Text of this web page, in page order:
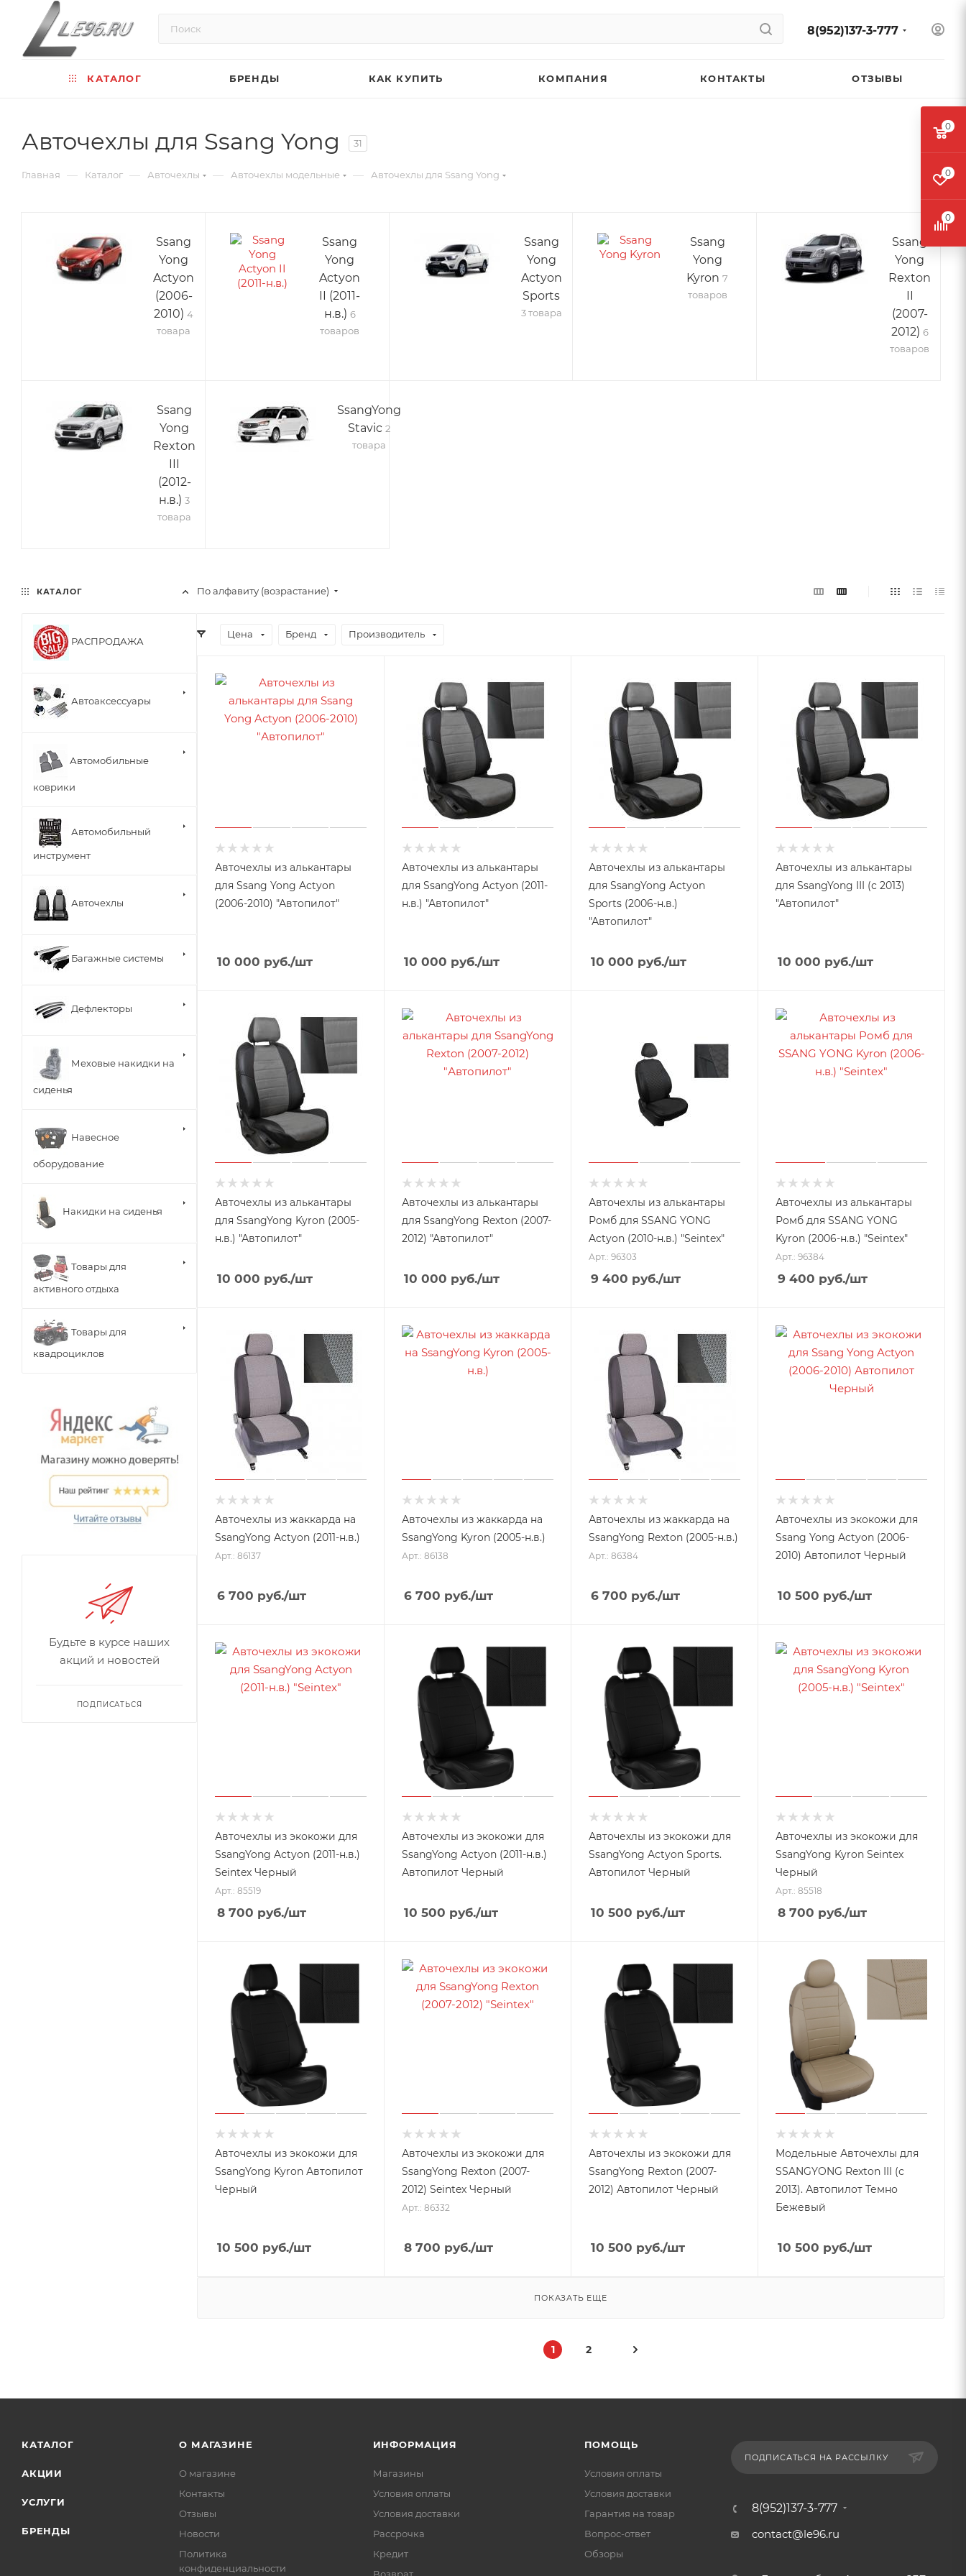
8(952)137-3-777
КАТАЛОГ БРЕНДЫ КАК КУПИТЬ КОМПАНИЯ КОНТАКТЫ ОТЗЫВЫ
Авточехлы для Ssang Yong 31
Главная — Каталог — Авточехлы — Авточехлы модельные — Авточехлы для Ssang Yong
Ssang
Yong
Actyon
(2006-
2010) 4
товара
Ssang
Yong
Actyon
II (2011-
н.в.) 6
товаров
Ssang
Yong
Actyon
Sports
3 товара
Ssang
Yong
Kyron 7
товаров
Ssang
Yong
Rexton
II
(2007-
2012) 6
товаров
Ssang
Yong
Rexton
III
(2012-
н.в.) 3
товара
SsangYong
Stavic 2
товара
По алфавиту (возрастание)
Цена Бренд Производитель
Авточехлы из алькантары
для Ssang Yong Actyon
(2006-2010) "Автопилот"
10 000 руб./шт
Авточехлы из алькантары
для SsangYong Actyon (2011-
н.в.) "Автопилот"
10 000 руб./шт
Авточехлы из алькантары
для SsangYong Actyon
Sports (2006-н.в.)
"Автопилот"
10 000 руб./шт
Авточехлы из алькантары
для SsangYong III (с 2013)
"Автопилот"
10 000 руб./шт
Авточехлы из алькантары
для SsangYong Kyron (2005-
н.в.) "Автопилот"
10 000 руб./шт
Авточехлы из алькантары
для SsangYong Rexton (2007-
2012) "Автопилот"
10 000 руб./шт
Авточехлы из алькантары
Ромб для SSANG YONG
Actyon (2010-н.в.) "Seintex"
Арт.: 96303
9 400 руб./шт
Авточехлы из алькантары
Ромб для SSANG YONG
Kyron (2006-н.в.) "Seintex"
Арт.: 96384
9 400 руб./шт
Авточехлы из жаккарда на
SsangYong Actyon (2011-н.в.)
Арт.: 86137
6 700 руб./шт
Авточехлы из жаккарда на
SsangYong Kyron (2005-н.в.)
Арт.: 86138
6 700 руб./шт
Авточехлы из жаккарда на
SsangYong Rexton (2005-н.в.)
Арт.: 86384
6 700 руб./шт
Авточехлы из экокожи для
Ssang Yong Actyon (2006-
2010) Автопилот Черный
10 500 руб./шт
Авточехлы из экокожи для
SsangYong Actyon (2011-н.в.)
Seintex Черный
Арт.: 85519
8 700 руб./шт
Авточехлы из экокожи для
SsangYong Actyon (2011-н.в.)
Автопилот Черный
10 500 руб./шт
Авточехлы из экокожи для
SsangYong Actyon Sports.
Автопилот Черный
10 500 руб./шт
Авточехлы из экокожи для
SsangYong Kyron Seintex
Черный
Арт.: 85518
8 700 руб./шт
Авточехлы из экокожи для
SsangYong Kyron Автопилот
Черный
10 500 руб./шт
Авточехлы из экокожи для
SsangYong Rexton (2007-
2012) Seintex Черный
Арт.: 86332
8 700 руб./шт
Авточехлы из экокожи для
SsangYong Rexton (2007-
2012) Автопилот Черный
10 500 руб./шт
Модельные Авточехлы для
SSANGYONG Rexton III (с
2013). Автопилот Темно
Бежевый
10 500 руб./шт
ПОКАЗАТЬ ЕЩЕ
1 2
КАТАЛОГ
РАСПРОДАЖА
Автоаксессуары
Автомобильные
коврики
Автомобильный
инструмент
Авточехлы
Багажные системы
Дефлекторы
Меховые накидки на
сиденья
Навесное
оборудование
Накидки на сиденья
Товары для
активного отдыха
Товары для
квадроциклов
Будьте в курсе наших
акций и новостей
ПОДПИСАТЬСЯ
КАТАЛОГ
АКЦИИ
УСЛУГИ
БРЕНДЫ
О МАГАЗИНЕ
О магазине
Контакты
Отзывы
Новости
Политика
конфиденциальности
ИНФОРМАЦИЯ
Магазины
Условия оплаты
Условия доставки
Рассрочка
Кредит
ПОМОЩЬ
Условия оплаты
Условия доставки
Гарантия на товар
Вопрос-ответ
Обзоры
ПОДПИСАТЬСЯ НА РАССЫЛКУ
8(952)137-3-777
contact@le96.ru
0
0
0